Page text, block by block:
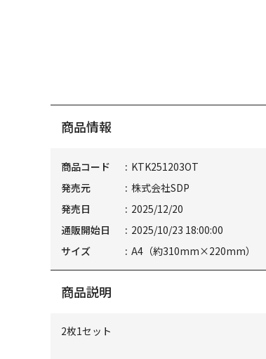
商品情報
商品コード
KTK251203OT
発売元
株式会社SDP
発売日
2025/12/20
通販開始日
2025/10/23 18:00:00
サイズ
A4（約310mm×220mm）
商品説明
2枚1セット